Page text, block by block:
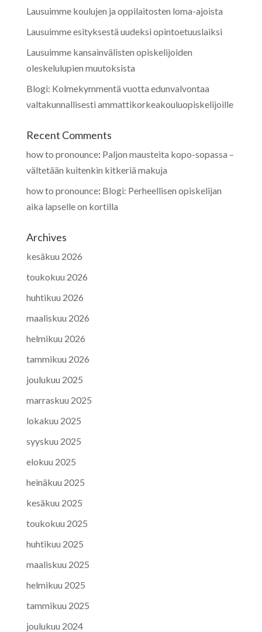
Lausuimme koulujen ja oppilaitosten loma-ajoista
Lausuimme esityksestä uudeksi opintoetuuslaiksi
Lausuimme kansainvälisten opiskelijoiden
oleskelulupien muutoksista
Blogi: Kolmekymmentä vuotta edunvalvontaa
valtakunnallisesti ammattikorkeakouluopiskelijoille
Recent Comments
how to pronounce: Paljon mausteita kopo-sopassa –
vältetään kuitenkin kitkeriä makuja
how to pronounce: Blogi: Perheellisen opiskelijan
aika lapselle on kortilla
Archives
kesäkuu 2026
toukokuu 2026
huhtikuu 2026
maaliskuu 2026
helmikuu 2026
tammikuu 2026
joulukuu 2025
marraskuu 2025
lokakuu 2025
syyskuu 2025
elokuu 2025
heinäkuu 2025
kesäkuu 2025
toukokuu 2025
huhtikuu 2025
maaliskuu 2025
helmikuu 2025
tammikuu 2025
joulukuu 2024